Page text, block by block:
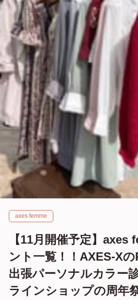
axes femme
【11月開催予定】axes
ント一覧！！AXES-Xの
出張パーソナルカラー
ラインショップの周年